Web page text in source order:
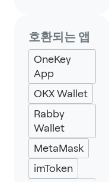
호환되는 앱
OneKey
App
OKX Wallet
Rabby
Wallet
MetaMask
imToken